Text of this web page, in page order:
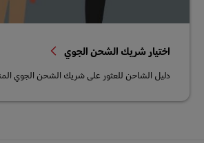
اختيار شريك الشحن الجوي
دليل الشاحن للعثور على شريك الشحن الجوي